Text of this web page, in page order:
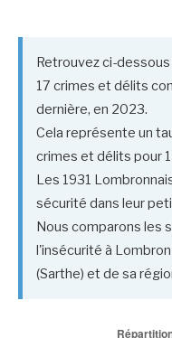
Retrouvez ci-
17 crimes et délits
dernière, en 2023.
Cela représente un
crimes et délits pour
Les 1931
sécurité dans leur
Nous comparons les
l'insécurité à
(Sarthe) et de sa